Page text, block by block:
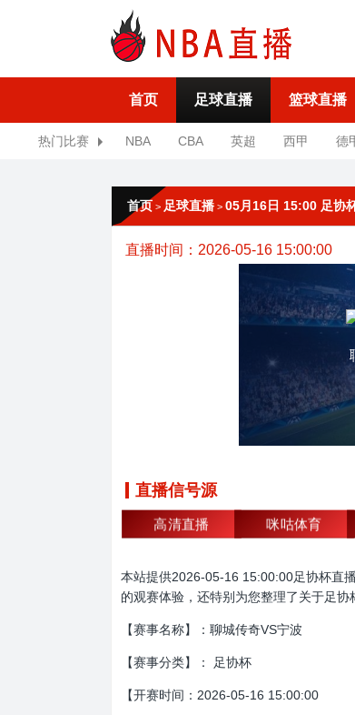
首页 足球直播 篮球直播
热门比赛 NBA CBA 英超 西甲 德
首页 > 足球直播 > 05月16日 15:00 足协
直播时间：2026-05-16 15:00:00
直播信号源
高清直播 咪咕体育
本站提供2026-05-16 15:00:00足协杯直
的观赛体验，还特别为您整理了关于足
【赛事名称】：聊城传奇VS宁波
【赛事分类】： 足协杯
【开赛时间：2026-05-16 15:00:00